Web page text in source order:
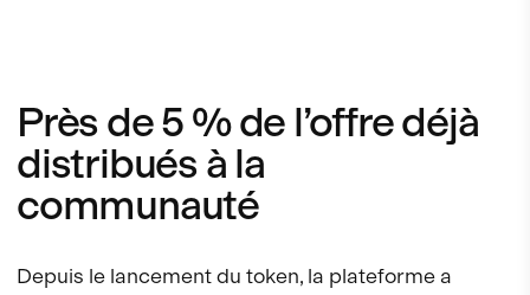
Près de 5 % de l’offre déjà
distribués à la
communauté
Depuis le lancement du token, la plateforme a